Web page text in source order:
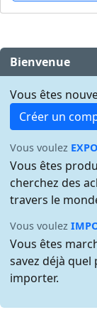
Bienvenue
Vous êtes
Créer un
Vous voulez
Vous êtes
cherchez des
travers le
Vous voulez
Vous êtes
savez déjà
importer.